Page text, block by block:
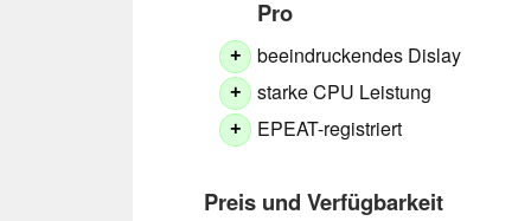
Pro
+ beeindruckendes Dislay
+ starke CPU Leistung
+ EPEAT-registriert
Preis und Verfügbarkeit